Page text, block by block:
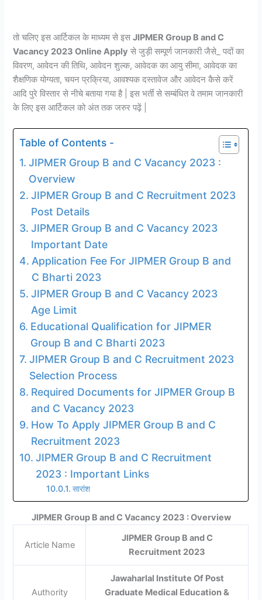
तो चलिए इस आर्टिकल के माध्यम से इसJIPMER Group B and C
Vacancy 2023 Online Apply से जुड़ी सम्पूर्ण जानकारी जैसे_ पदों का
विवरण, आवेदन की तिथि, आवेदन शुल्क, आवेदक का आयु सीमा, आवेदक का
शैक्षणिक योग्यता, चयन प्रक्रिया, आवश्यक दस्तावेज और आवेदन कैसे करें
आदि पुरे विस्तार से नीचे बताया गया है | इस भर्ती से सम्बंधित वे तमाम जानकारी
के लिए इस आर्टिकल को अंत तक जरुर पढ़ें |
Table of Contents -
JIPMER Group B and C Vacancy 2023 :
Overview
JIPMER Group B and C Recruitment 2023
Post Details
JIPMER Group B and C Vacancy 2023
Important Date
Application Fee For JIPMER Group B and
C Bharti 2023
JIPMER Group B and C Vacancy 2023
Age Limit
Educational Qualification for JIPMER
Group B and C Bharti 2023
JIPMER Group B and C Recruitment 2023
Selection Process
Required Documents for JIPMER Group B
and C Vacancy 2023
How To Apply JIPMER Group B and C
Recruitment 2023
JIPMER Group B and C Recruitment
2023 : Important Links
सारांश
JIPMER Group B and C Vacancy 2023 : Overview
Article Name
JIPMER Group B and C
Recruitment 2023
Authority
Jawaharlal Institute Of Post
Graduate Medical Education &